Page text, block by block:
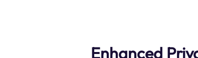
Enhanced